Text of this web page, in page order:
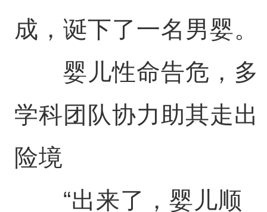
成，诞下了一名男婴。
婴儿性命告危，多
学科团队协力助其走出
险境
“出来了，婴儿顺